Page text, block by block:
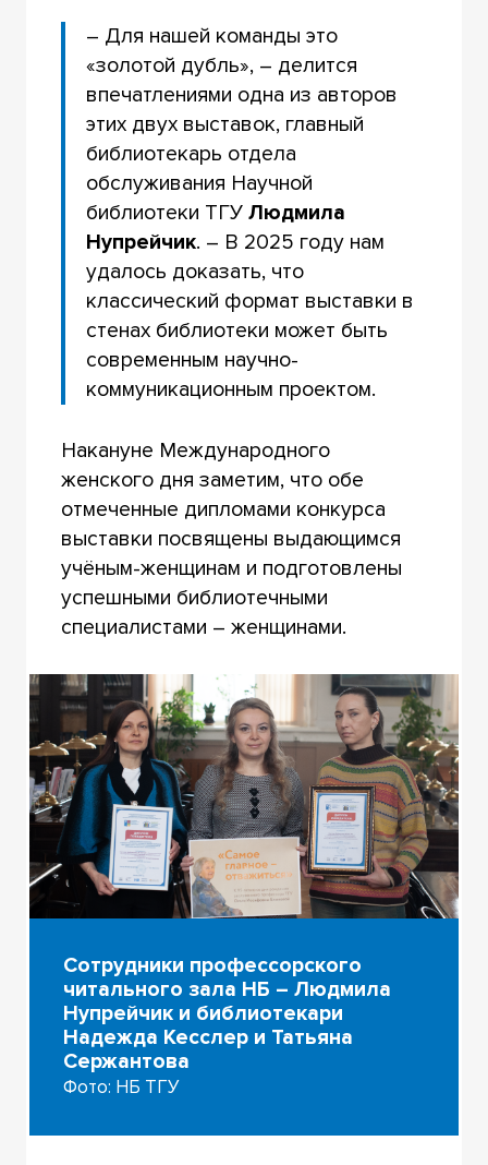
– Для нашей команды это
«золотой дубль», – делится
впечатлениями одна из авторов
этих двух выставок, главный
библиотекарь отдела
обслуживания Научной
библиотеки ТГУЛюдмила
Нупрейчик. – В 2025 году нам
удалось доказать, что
классический формат выставки в
стенах библиотеки может быть
современным научно-
коммуникационным проектом.
Накануне Международного
женского дня заметим, что обе
отмеченные дипломами конкурса
выставки посвящены выдающимся
учёным-женщинам и подготовлены
успешными библиотечными
специалистами – женщинами.
Сотрудники профессорского
читального зала НБ – Людмила
Нупрейчик и библиотекари
Надежда Кесслер и Татьяна
Сержантова
Фото: НБ ТГУ